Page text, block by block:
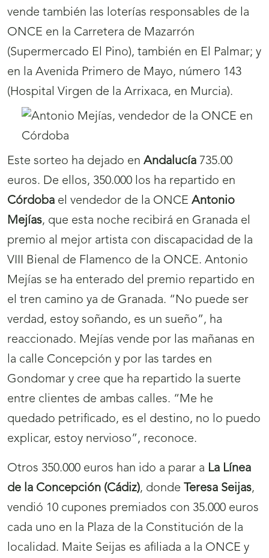
vende también las loterías responsables de la
ONCE en la Carretera de Mazarrón
(Supermercado El Pino), también en El Palmar; y
en la Avenida Primero de Mayo, número 143
(Hospital Virgen de la Arrixaca, en Murcia).
Este sorteo ha dejado en Andalucía 735.00
euros. De ellos, 350.000 los ha repartido en
Córdoba el vendedor de la ONCE Antonio
Mejías, que esta noche recibirá en Granada el
premio al mejor artista con discapacidad de la
VIII Bienal de Flamenco de la ONCE. Antonio
Mejías se ha enterado del premio repartido en
el tren camino ya de Granada. “No puede ser
verdad, estoy soñando, es un sueño”, ha
reaccionado. Mejías vende por las mañanas en
la calle Concepción y por las tardes en
Gondomar y cree que ha repartido la suerte
entre clientes de ambas calles. “Me he
quedado petrificado, es el destino, no lo puedo
explicar, estoy nervioso”, reconoce.
Otros 350.000 euros han ido a parar a La Línea
de la Concepción (Cádiz), donde Teresa Seijas,
vendió 10 cupones premiados con 35.000 euros
cada uno en la Plaza de la Constitución de la
localidad. Maite Seijas es afiliada a la ONCE y